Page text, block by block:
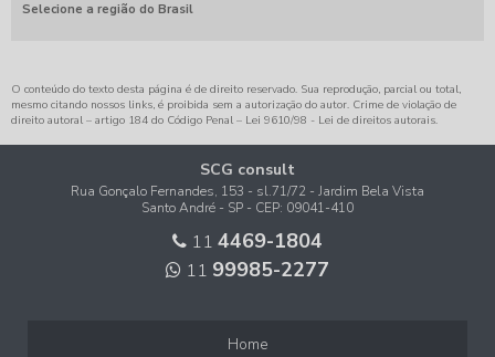
Selecione a região do Brasil
O conteúdo do texto desta página é de direito reservado. Sua reprodução, parcial ou total,
mesmo citando nossos links, é proibida sem a autorização do autor. Crime de violação de
direito autoral – artigo 184 do Código Penal – Lei 9610/98 - Lei de direitos autorais.
SCG consult
Rua Gonçalo Fernandes, 153 - sl.71/72 - Jardim Bela Vista
Santo André - SP - CEP: 09041-410
11 4469-1804
11 99985-2277
Home